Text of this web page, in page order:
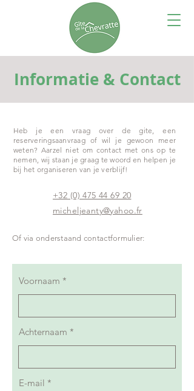
Informatie & Contact
Heb je een vraag over de gite, een
reserveringsaanvraag of wil je gewoon meer
weten? Aarzel niet om contact met ons op te
nemen, wij staan je graag te woord en helpen je
bij het organiseren van je verblijf!
+32 (0) 475 44 69 20
micheljeanty@yahoo.fr
Of via onderstaand contactformulier:
Voornaam
Achternaam
E-mail